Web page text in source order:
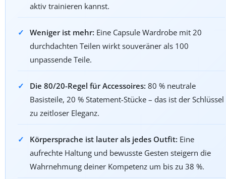
aktiv trainieren kannst.
Weniger ist mehr: Eine Capsule Wardrobe mit 20
durchdachten Teilen wirkt souveräner als 100
unpassende Teile.
Die 80/20-Regel für Accessoires: 80 % neutrale
Basisteile, 20 % Statement-Stücke – das ist der Schlüssel
zu zeitloser Eleganz.
Körpersprache ist lauter als jedes Outfit: Eine
aufrechte Haltung und bewusste Gesten steigern die
Wahrnehmung deiner Kompetenz um bis zu 38 %.